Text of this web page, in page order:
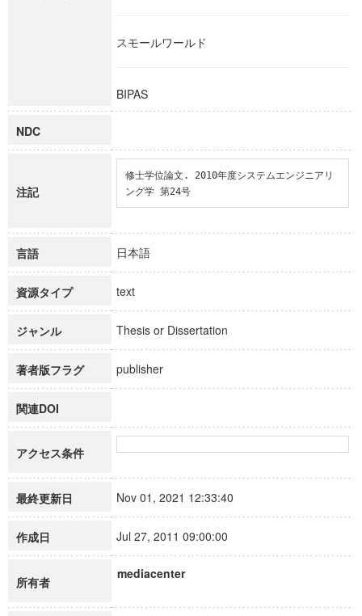
スモールワールド
BIPAS
NDC
注記
修士学位論文. 2010年度システムエンジニアリ
ング学 第24号
言語 日本語
資源タイプ text
ジャンル Thesis or Dissertation
著者版フラグ publisher
関連DOI
アクセス条件
最終更新日 Nov 01, 2021 12:33:40
作成日 Jul 27, 2011 09:00:00
所有者
mediacenter